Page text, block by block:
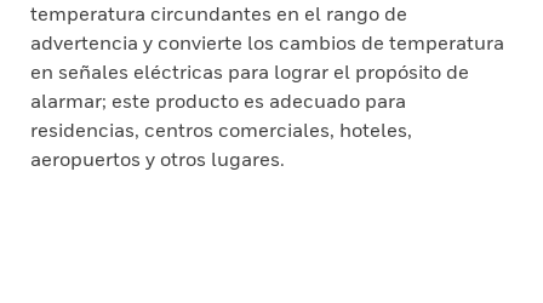
temperatura circundantes en el rango de
advertencia y convierte los cambios de temperatura
en señales eléctricas para lograr el propósito de
alarmar; este producto es adecuado para
residencias, centros comerciales, hoteles,
aeropuertos y otros lugares.